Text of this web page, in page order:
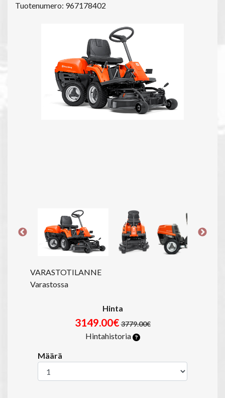
Tuotenumero: 967178402
VARASTOTILANNE
Varastossa
Hinta
3149.00€ 3779.00€
Hintahistoria
Määrä